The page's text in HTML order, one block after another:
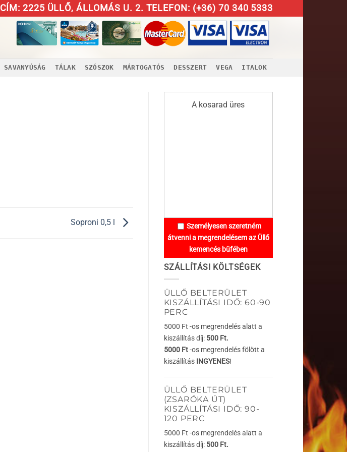
CÍM: 2225 ÜLLŐ, ÁLLOMÁS U. 2. TELEFON: (+36) 70 340 5333
SAVANYÚSÁG TÁLAK SZÓSZOK MÁRTOGATÓS DESSZERT VEGA ITALOK
Soproni 0,5 l
A kosarad üres
Személyesen szeretném
átvenni a megrendelésem az Üllő
kemencés büfében
SZÁLLÍTÁSI KÖLTSÉGEK
ÜLLŐ BELTERÜLET
KISZÁLLÍTÁSI IDŐ: 60-90
PERC
5000 Ft -os megrendelés alatt a
kiszállítás díj: 500 Ft.
5000 Ft-os megrendelés fölött a
kiszállítás INGYENES!
ÜLLŐ BELTERÜLET
(ZSARÓKA ÚT)
KISZÁLLÍTÁSI IDŐ: 90-
120 PERC
5000 Ft -os megrendelés alatt a
kiszállítás díj: 500 Ft.